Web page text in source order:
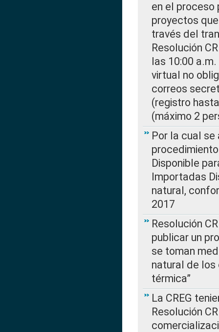
en el proceso
proyectos
través del
Resolución
las 10:00
virtual no
correos
(registro
(máximo 2
Por la cual
Disponible
Importadas
natural,
2017
Resolución
publicar un
se toman
natural de los
térmica”
La CREG
Resolución